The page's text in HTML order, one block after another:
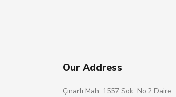
Our Address
Çınarlı Mah. 1557 Sok. No:2 Daire: